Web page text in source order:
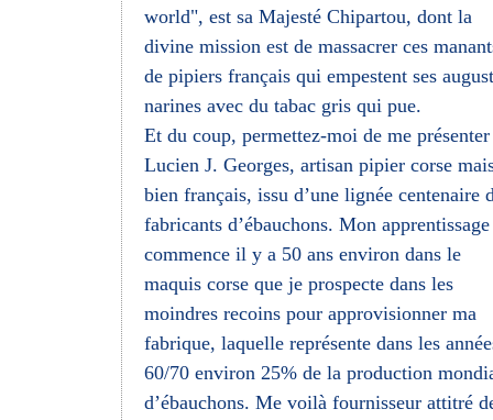
world", est sa Majesté Chipartou, dont la
divine mission est de massacrer ces
de pipiers français qui empestent ses
narines avec du tabac gris qui pue.
Et du coup, permettez-moi de me
Lucien J. Georges, artisan pipier corse
bien français, issu d’une lignée centenaire
fabricants d’ébauchons. Mon apprentissage
commence il y a 50 ans environ dans le
maquis corse que je prospecte dans les
moindres recoins pour approvisionner ma
fabrique, laquelle représente dans les
60/70 environ 25% de la production
d’ébauchons. Me voilà fournisseur attitré